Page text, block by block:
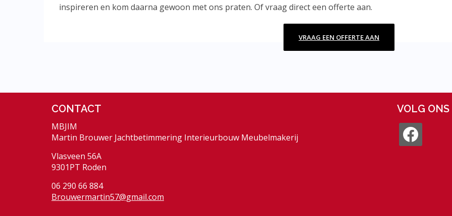
inspireren en kom daarna gewoon met ons praten. Of vraag direct een offerte aan.
VRAAG EEN OFFERTE AAN
CONTACT
MBJIM
Martin Brouwer Jachtbetimmering Interieurbouw Meubelmakerij
Vlasveen 56A
9301PT Roden
06 290 66 884
Brouwermartin57@gmail.com
VOLG ONS
facebook